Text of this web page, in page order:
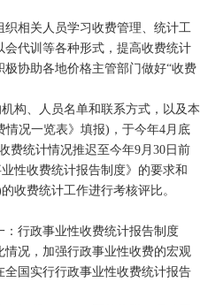
相关人员学习收费管理、统计工
代训等各种形式，提高收费统计
协助各地价格主管部门做好“收费
、人员名单和联系方式，以及本
况一览表》填报)，于今年4月底
费统计情况推迟至今年9月30日前
性收费统计报告制度》的要求和
收费统计工作进行考核评比。
行政事业性收费统计报告制度
况，加强行政事业性收费的宏观
国实行行政事业性收费统计报告